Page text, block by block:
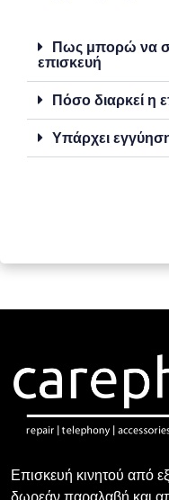
Πως μπορώ να
επισκευή
Πόσο διαρκεί η
Υπάρχει
Επισκευή κινητού από